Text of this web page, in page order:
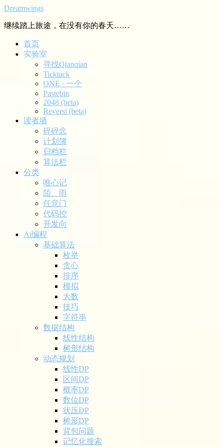
Dreamwings
继续踏上旅途，在没有你的春天……
首页
实验室
寻找Qianqian
Ticktack
ONE · 一个
Pastebin
2048 (beta)
Reversi (beta)
读者墙
碎碎念
计划簿
归档栏
算法栏
分类
唯心记
陌、雨
任意门
代码控
开发向
Ai编程
基础算法
枚举
贪心
排序
模拟
大数
技巧
字符串
数据结构
线性结构
树形结构
动态规划
线性DP
区间DP
概率DP
数位DP
状压DP
树形DP
背包问题
记忆化搜索